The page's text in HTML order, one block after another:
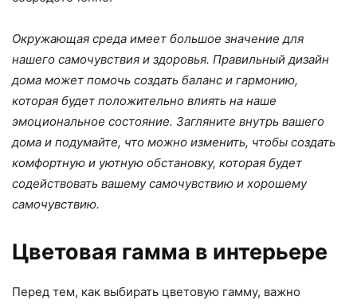
Окружающая среда имеет большое значение для
нашего самочувствия и здоровья. Правильный дизайн
дома может помочь создать баланс и гармонию,
которая будет положительно влиять на наше
эмоциональное состояние. Загляните внутрь вашего
дома и подумайте, что можно изменить, чтобы создать
комфортную и уютную обстановку, которая будет
содействовать вашему самочувствию и хорошему
самочувствию.
Цветовая гамма в интерьере
Перед тем, как выбирать цветовую гамму, важно